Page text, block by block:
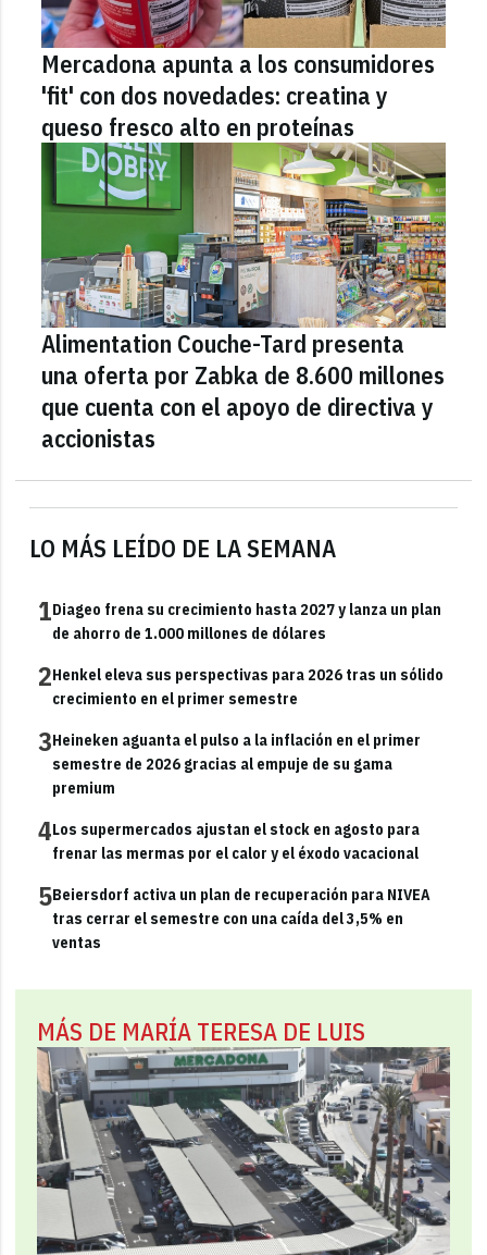
LO MÁS LEÍDO DE LA SEMANA
1Diageo frena su crecimiento hasta 2027 y lanza un plan
de ahorro de 1.000 millones de dólares
2Henkel eleva sus perspectivas para 2026 tras un sólido
crecimiento en el primer semestre
3Heineken aguanta el pulso a la inflación en el primer
semestre de 2026 gracias al empuje de su gama
premium
4Los supermercados ajustan el stock en agosto para
frenar las mermas por el calor y el éxodo vacacional
5Beiersdorf activa un plan de recuperación para NIVEA
tras cerrar el semestre con una caída del 3,5% en
ventas
MÁS DE MARÍA TERESA DE LUIS
Mercadona apunta a los consumidores
'fit' con dos novedades: creatina y
queso fresco alto en proteínas
Alimentation Couche-Tard presenta
una oferta por Zabka de 8.600 millones
que cuenta con el apoyo de directiva y
accionistas